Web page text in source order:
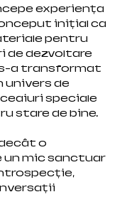
experiența
inițial ca
pentru
de dezvoltare
a transformat
univers de
speciale
stare de bine.
o
un mic sanctuar